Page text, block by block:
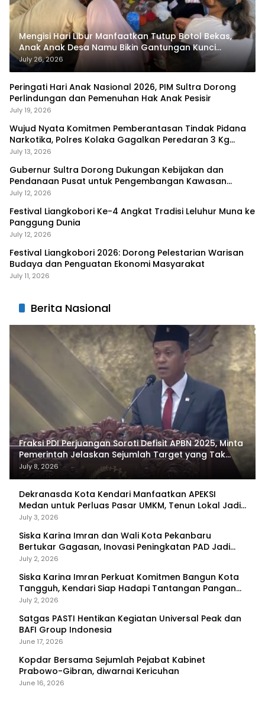
Mengisi Hari Libur Manfaatkan Tutup Botol Bekas,
Anak Anak Desa Namu Bikin Gantungan Kunci
Bernilai Ekonomi
July 26, 2026
Peringati Hari Anak Nasional 2026, PIM Sultra Dorong
Perlindungan dan Pemenuhan Hak Anak Pesisir
July 19, 2026
Wujud Nyata Komitmen Pemberantasan Tindak Pidana
Narkotika, Polres Kolaka Gagalkan Peredaran 3 Kg
Sabu-Sabu
July 13, 2026
Gubernur Sultra Dorong Dukungan Kebijakan dan
Pendanaan Pusat untuk Pengembangan Kawasan
Liangkobhori
July 12, 2026
Festival Liangkobori Ke-4 Angkat Tradisi Leluhur Muna ke
Panggung Dunia
July 12, 2026
Festival Liangkobori 2026: Dorong Pelestarian Warisan
Budaya dan Penguatan Ekonomi Masyarakat
July 11, 2026
Berita Nasional
Fraksi PDI Perjuangan Soroti Defisit APBN 2025, Minta
Pemerintah Jelaskan Sejumlah Target yang Tak
Tercapai
July 8, 2026
Dekranasda Kota Kendari Manfaatkan APEKSI
Medan untuk Perluas Pasar UMKM, Tenun Lokal Jadi
Primadona
July 3, 2026
Siska Karina Imran dan Wali Kota Pekanbaru
Bertukar Gagasan, Inovasi Peningkatan PAD Jadi
Fokus Diskusi
July 2, 2026
Siska Karina Imran Perkuat Komitmen Bangun Kota
Tangguh, Kendari Siap Hadapi Tantangan Pangan
dan Bencana
July 2, 2026
Satgas PASTI Hentikan Kegiatan Universal Peak dan
BAFI Group Indonesia
June 17, 2026
Kopdar Bersama Sejumlah Pejabat Kabinet
Prabowo-Gibran, diwarnai Kericuhan
June 16, 2026